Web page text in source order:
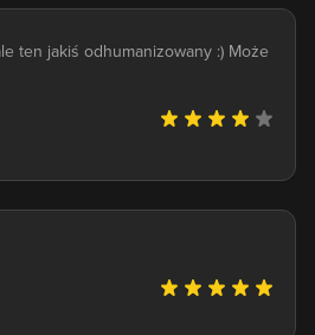
ten jakiś odhumanizowany :) Może